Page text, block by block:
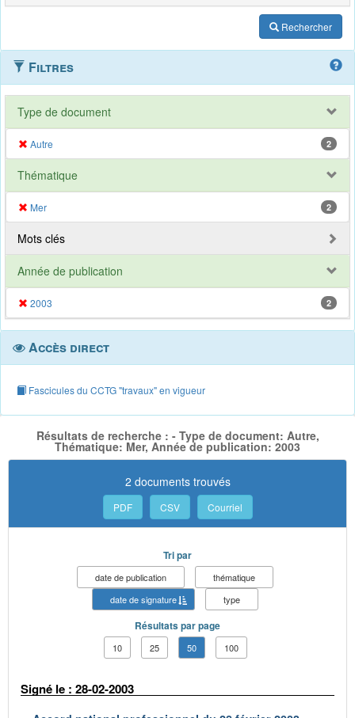
Rechercher
Filtres
Type de document
Autre 2
Thématique
Mer 2
Mots clés
Année de publication
2003 2
Accès direct
Fascicules du CCTG "travaux" en vigueur
Résultats de recherche : - Type de document: Autre,
Thématique: Mer, Année de publication: 2003
2 documents trouvés
PDF CSV Courriel
Tri par
date de publication
thématique
date de signature
type
Résultats par page
10 25 50 100
Signé le : 28-02-2003